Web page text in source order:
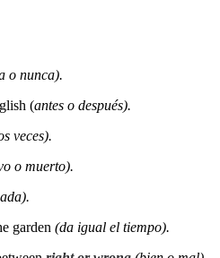
o nunca).
(antes o después).
veces).
o muerto).
garden (da igual el tiempo).